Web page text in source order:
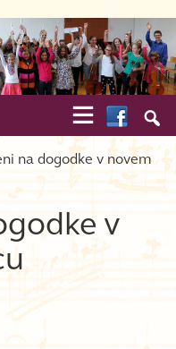


na dogodke v novem
v